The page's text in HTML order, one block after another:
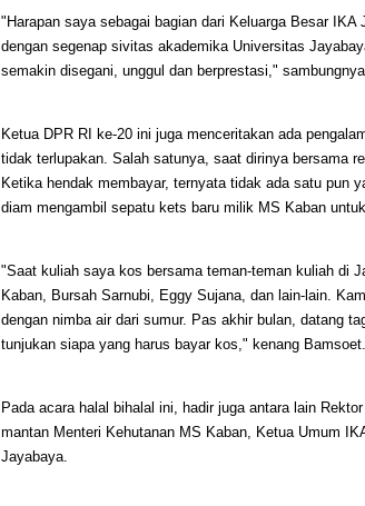
"Harapan saya sebagai bagian dari Keluarga Besar
dengan segenap sivitas akademika Universitas
semakin disegani, unggul dan berprestasi,"
Ketua DPR RI ke-20 ini juga menceritakan ada
tidak terlupakan. Salah satunya, saat dirinya bersama
Ketika hendak membayar, ternyata tidak ada satu pun
diam mengambil sepatu kets baru milik MS Kaban
"Saat kuliah saya kos bersama teman-teman kuliah di
Kaban, Bursah Sarnubi, Eggy Sujana, dan lain-lain.
dengan nimba air dari sumur. Pas akhir bulan, datang
tunjukan siapa yang harus bayar kos," kenang Bamsoet.
Pada acara halal bihalal ini, hadir juga antara lain
mantan Menteri Kehutanan MS Kaban, Ketua Umum
Jayabaya.